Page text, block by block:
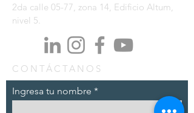
2da calle 05-77, zona 14, Edificio Altum,
nivel 5.
CONTÁCTANOS
Ingresa tu nombre